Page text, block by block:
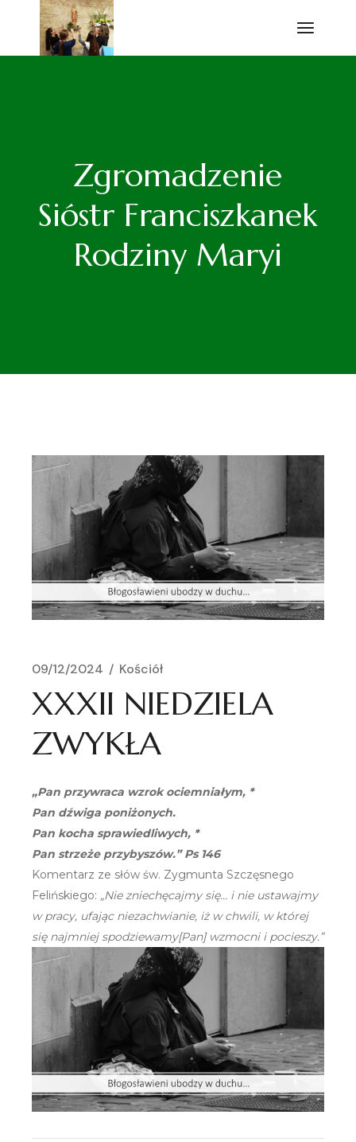
Przejdź
Zgromadzenie
Sióstr Franciszkanek
Rodziny Maryi
09/12/2024 Kościół
XXXII NIEDZIELA
ZWYKŁA
„Pan przywraca wzrok ociemniałym, *
Pan dźwiga poniżonych.
Pan kocha sprawiedliwych, *
Pan strzeże przybyszów.” Ps 146
Komentarz ze słów św. Zygmunta Szczęsnego
Felińskiego: „Nie zniechęcajmy się… i nie ustawajmy
w pracy, ufając niezachwianie, iż w chwili, w której
się najmniej spodziewamy[Pan] wzmocni i pocieszy.”